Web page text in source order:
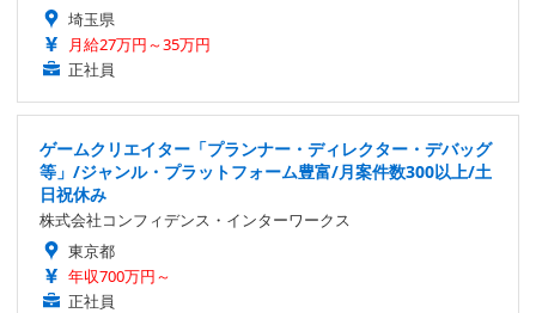
埼玉県
月給27万円～35万円
正社員
ゲームクリエイター「プランナー・ディレクター・デバッグ
等」/ジャンル・プラットフォーム豊富/月案件数300以上/土
日祝休み
株式会社コンフィデンス・インターワークス
東京都
年収700万円～
正社員